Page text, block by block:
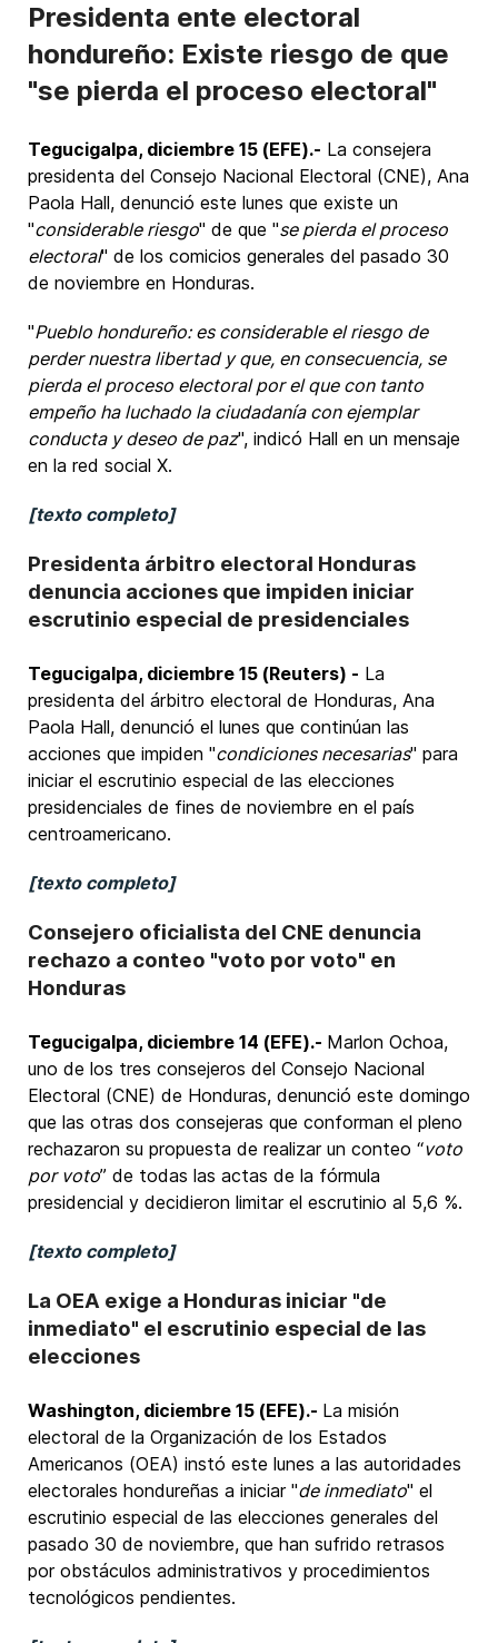
Presidenta ente electoral
hondureño: Existe riesgo de que
"se pierda el proceso electoral"
Tegucigalpa, diciembre 15 (EFE).- La consejera
presidenta del Consejo Nacional Electoral (CNE), Ana
Paola Hall, denunció este lunes que existe un
"considerable riesgo" de que "se pierda el proceso
electoral" de los comicios generales del pasado 30
de noviembre en Honduras.
"Pueblo hondureño: es considerable el riesgo de
perder nuestra libertad y que, en consecuencia, se
pierda el proceso electoral por el que con tanto
empeño ha luchado la ciudadanía con ejemplar
conducta y deseo de paz", indicó Hall en un mensaje
en la red social X.
[texto completo]
Presidenta árbitro electoral Honduras
denuncia acciones que impiden iniciar
escrutinio especial de presidenciales
Tegucigalpa, diciembre 15 (Reuters) - La ​
presidenta del ‌árbitro electoral ‌de Honduras, Ana
Paola Hall, ⁠denunció ‌el lunes que continúan ‍las
acciones que impiden "condiciones ​necesarias" para
‌iniciar el escrutinio especial de las elecciones
⁠presidenciales ​de ​fines de noviembre en ‍el ⁠país
centroamericano.
[texto completo]
Consejero oficialista del CNE denuncia
rechazo a conteo "voto por voto" en
Honduras
Tegucigalpa, diciembre 14 (EFE).- Marlon Ochoa,
uno de los tres consejeros del Consejo Nacional
Electoral (CNE) de Honduras, denunció este domingo
que las otras dos consejeras que conforman el pleno
rechazaron su propuesta de realizar un conteo “voto
por voto” de todas las actas de la fórmula
presidencial y decidieron limitar el escrutinio al 5,6 %.
[texto completo]
La OEA exige a Honduras iniciar "de
inmediato" el escrutinio especial de las
elecciones
Washington, diciembre 15 (EFE).- La misión
electoral de la Organización de los Estados
Americanos (OEA) instó este lunes a las autoridades
electorales hondureñas a iniciar "de inmediato" el
escrutinio especial de las elecciones generales del
pasado 30 de noviembre, que han sufrido retrasos
por obstáculos administrativos y procedimientos
tecnológicos pendientes.